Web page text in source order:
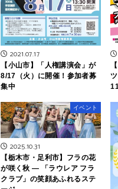
2021.07.17
【小山市】「人権講演会」が
8/17（火）に開催！参加者募
集中
イベント
2025.10.31
【栃木市・足利市】フラの花
が咲く秋 ― 「ラウレア フラ
クラブ」の笑顔あふれるステ